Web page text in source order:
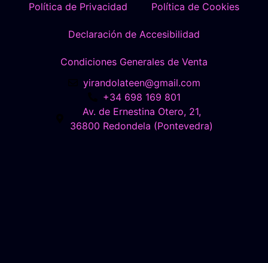
Política de Privacidad Política de Cookies
Declaración de Accesibilidad
Condiciones Generales de Venta
yirandolateen@gmail.com
+34 698 169 801
Av. de Ernestina Otero, 21,
36800 Redondela (Pontevedra)